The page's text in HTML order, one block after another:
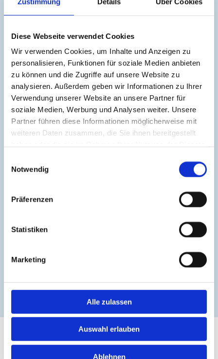
Diese Webseite verwendet Cookies
Wir verwenden Cookies, um Inhalte und Anzeigen zu
personalisieren, Funktionen für soziale Medien anbieten
zu können und die Zugriffe auf unsere Website zu
analysieren. Außerdem geben wir Informationen zu Ihrer
Verwendung unserer Website an unsere Partner für
soziale Medien, Werbung und Analysen weiter. Unsere
Partner führen diese Informationen möglicherweise mit
weiteren Daten zusammen, die Sie ihnen bereitgestellt
Notwendig
Präferenzen
Statistiken
Marketing
Alle zulassen
Auswahl erlauben
Ablehnen
Von der Produktion bis zur Endmontage, alles